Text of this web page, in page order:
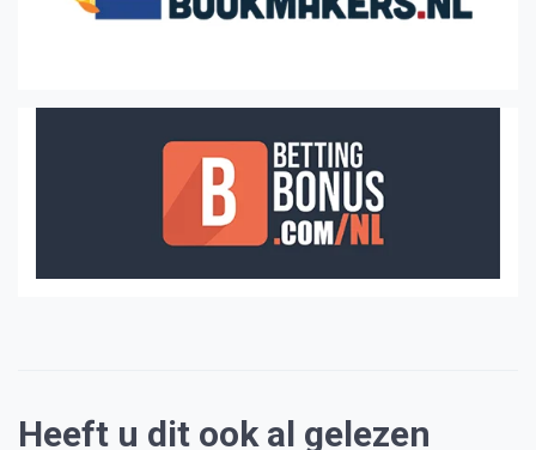
Heeft u dit ook al gelezen